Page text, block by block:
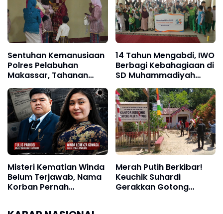
Sentuhan Kemanusiaan
Polres Pelabuhan
Makassar, Tahanan
Kenakan Seragam
Keluarga Saat Bertemu
Pengantin
14 Tahun Mengabdi, IWO
Berbagi Kebahagiaan di
SD Muhammadiyah
Bukit Duri
Misteri Kematian Winda
Belum Terjawab, Nama
Korban Pernah
Merah Putih Berkibar!
Keuchik Suhardi
Gerakkan Gotong